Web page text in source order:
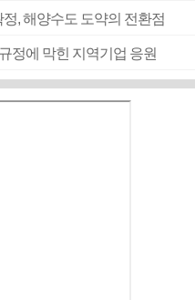
, 해양수도 도약의 전환점
정에 막힌 지역기업 응원